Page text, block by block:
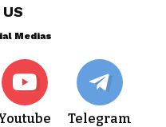
Medias
Telegram